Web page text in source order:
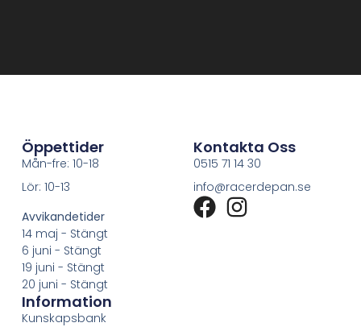
Öppettider
Mån-fre: 10-18
Lör: 10-13
Avvikandetider
14 maj - Stängt
6 juni - Stängt
19 juni - Stängt
20 juni - Stängt
Kontakta Oss
0515 71 14 30
info@racerdepan.se
Information
Kunskapsbank